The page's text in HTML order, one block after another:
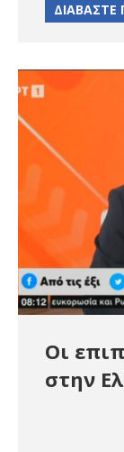
ΔΙΑΒΑΣΤΕ
Οι
στην